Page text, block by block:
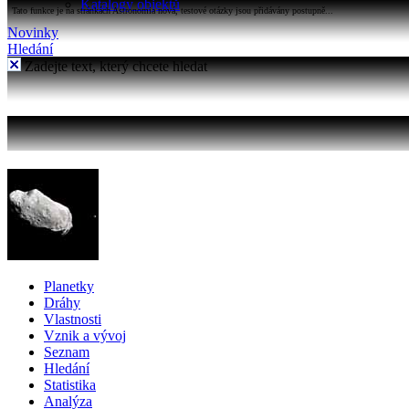
Katalogy objektů
Tato funkce je na stránkách Astronomia nová, testové otázky jsou přidávány postupně...
Novinky
Hledání
Zadejte text, který chcete hledat
Planetky
Dráhy
Vlastnosti
Vznik a vývoj
Seznam
Hledání
Statistika
Analýza